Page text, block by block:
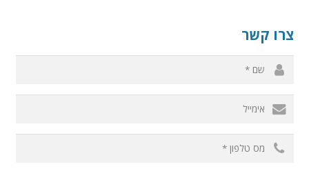
צרו קשר